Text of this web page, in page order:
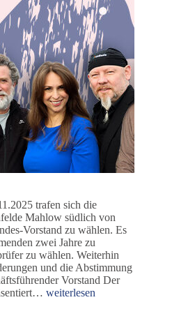
trafen sich die
Mahlow südlich von
Vorstand zu wählen. Es
zwei Jahre zu
zu wählen. Weiterhin
und die Abstimmung
Vorstand Der
dieBasis
weiterlesen